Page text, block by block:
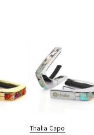
Thalia Capo